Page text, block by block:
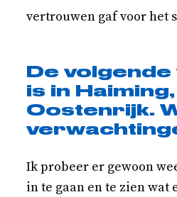
vertrouwen gaf voor het
De
is in Haiming,
Oostenrijk.
Ik probeer er gewoon
in te gaan en te zien wat